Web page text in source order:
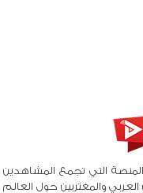
التي تجمع المشاهدين
والمغتربين حول العالم